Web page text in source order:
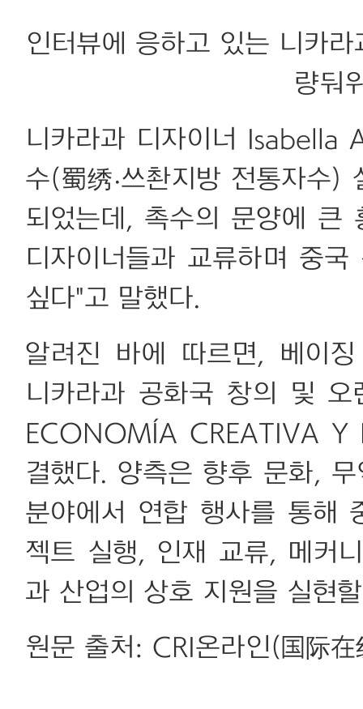
인터뷰에 응하고 있는 니카
량둬
니카라과 디자이너 Isabella
수(蜀绣·쓰촨지방 전통자수)
되었는데, 촉수의 문양에 큰
디자이너들과 교류하며 중
싶다"고 말했다.
알려진 바에 따르면, 베이징
니카라과 공화국 창의 및 오
ECONOMÍA CREATIVA Y
결했다. 양측은 향후 문화,
분야에서 연합 행사를 통해
젝트 실행, 인재 교류, 메커
과 산업의 상호 지원을 실현
원문 출처: CRI온라인(国际